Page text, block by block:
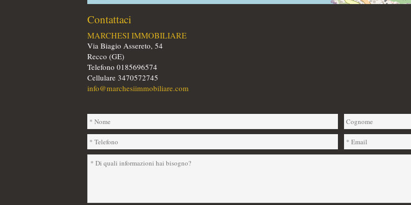
Contattaci
MARCHESI IMMOBILIARE
Via Biagio Assereto, 54
Recco (GE)
Telefono 0185696574
Cellulare 3470572745
info@marchesiimmobiliare.com